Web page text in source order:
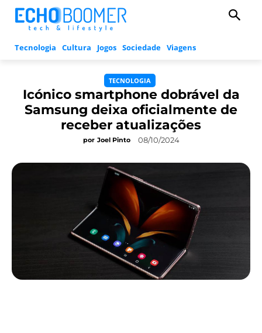
Tecnologia Cultura Jogos Sociedade Viagens
TECNOLOGIA
Icónico smartphone dobrável da
Samsung deixa oficialmente de
receber atualizações
por Joel Pinto 08/10/2024